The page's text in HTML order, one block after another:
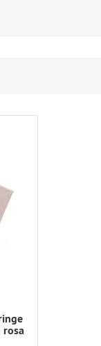
rosa